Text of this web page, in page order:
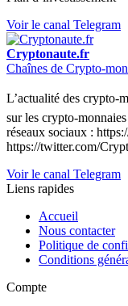
Voir le canal Telegram
Cryptonaute.fr
Chaînes de Crypto-
L’actualité des crypto-
sur les crypto-
réseaux sociaux :
https://twitter.com/
Voir le canal Telegram
Liens rapides
Accueil
Nous contacter
Politique de
Conditions
Compte